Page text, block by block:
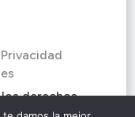
derechos